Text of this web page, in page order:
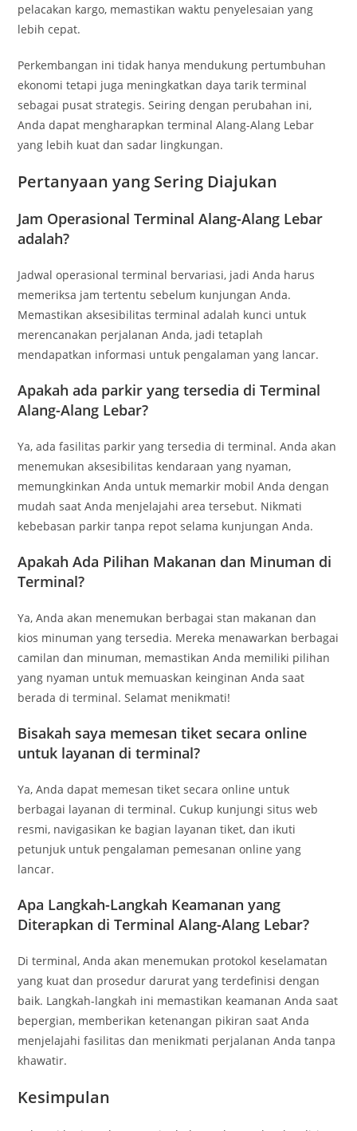
pelacakan kargo, memastikan waktu penyelesaian yang
lebih cepat.
Perkembangan ini tidak hanya mendukung pertumbuhan
ekonomi tetapi juga meningkatkan daya tarik terminal
sebagai pusat strategis. Seiring dengan perubahan ini,
Anda dapat mengharapkan terminal Alang-Alang Lebar
yang lebih kuat dan sadar lingkungan.
Pertanyaan yang Sering Diajukan
Jam Operasional Terminal Alang-Alang Lebar
adalah?
Jadwal operasional terminal bervariasi, jadi Anda harus
memeriksa jam tertentu sebelum kunjungan Anda.
Memastikan aksesibilitas terminal adalah kunci untuk
merencanakan perjalanan Anda, jadi tetaplah
mendapatkan informasi untuk pengalaman yang lancar.
Apakah ada parkir yang tersedia di Terminal
Alang-Alang Lebar?
Ya, ada fasilitas parkir yang tersedia di terminal. Anda akan
menemukan aksesibilitas kendaraan yang nyaman,
memungkinkan Anda untuk memarkir mobil Anda dengan
mudah saat Anda menjelajahi area tersebut. Nikmati
kebebasan parkir tanpa repot selama kunjungan Anda.
Apakah Ada Pilihan Makanan dan Minuman di
Terminal?
Ya, Anda akan menemukan berbagai stan makanan dan
kios minuman yang tersedia. Mereka menawarkan berbagai
camilan dan minuman, memastikan Anda memiliki pilihan
yang nyaman untuk memuaskan keinginan Anda saat
berada di terminal. Selamat menikmati!
Bisakah saya memesan tiket secara online
untuk layanan di terminal?
Ya, Anda dapat memesan tiket secara online untuk
berbagai layanan di terminal. Cukup kunjungi situs web
resmi, navigasikan ke bagian layanan tiket, dan ikuti
petunjuk untuk pengalaman pemesanan online yang
lancar.
Apa Langkah-Langkah Keamanan yang
Diterapkan di Terminal Alang-Alang Lebar?
Di terminal, Anda akan menemukan protokol keselamatan
yang kuat dan prosedur darurat yang terdefinisi dengan
baik. Langkah-langkah ini memastikan keamanan Anda saat
bepergian, memberikan ketenangan pikiran saat Anda
menjelajahi fasilitas dan menikmati perjalanan Anda tanpa
khawatir.
Kesimpulan